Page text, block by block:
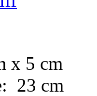
x 5 cm
23 cm